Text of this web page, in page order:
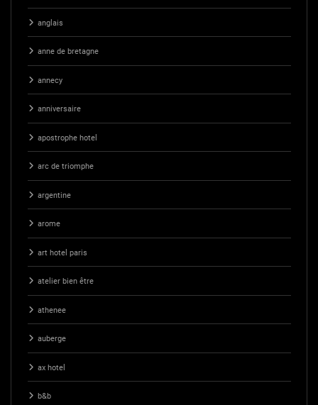
anglais
anne de bretagne
annecy
anniversaire
apostrophe hotel
arc de triomphe
argentine
arome
art hotel paris
atelier bien être
athenee
auberge
ax hotel
b&b